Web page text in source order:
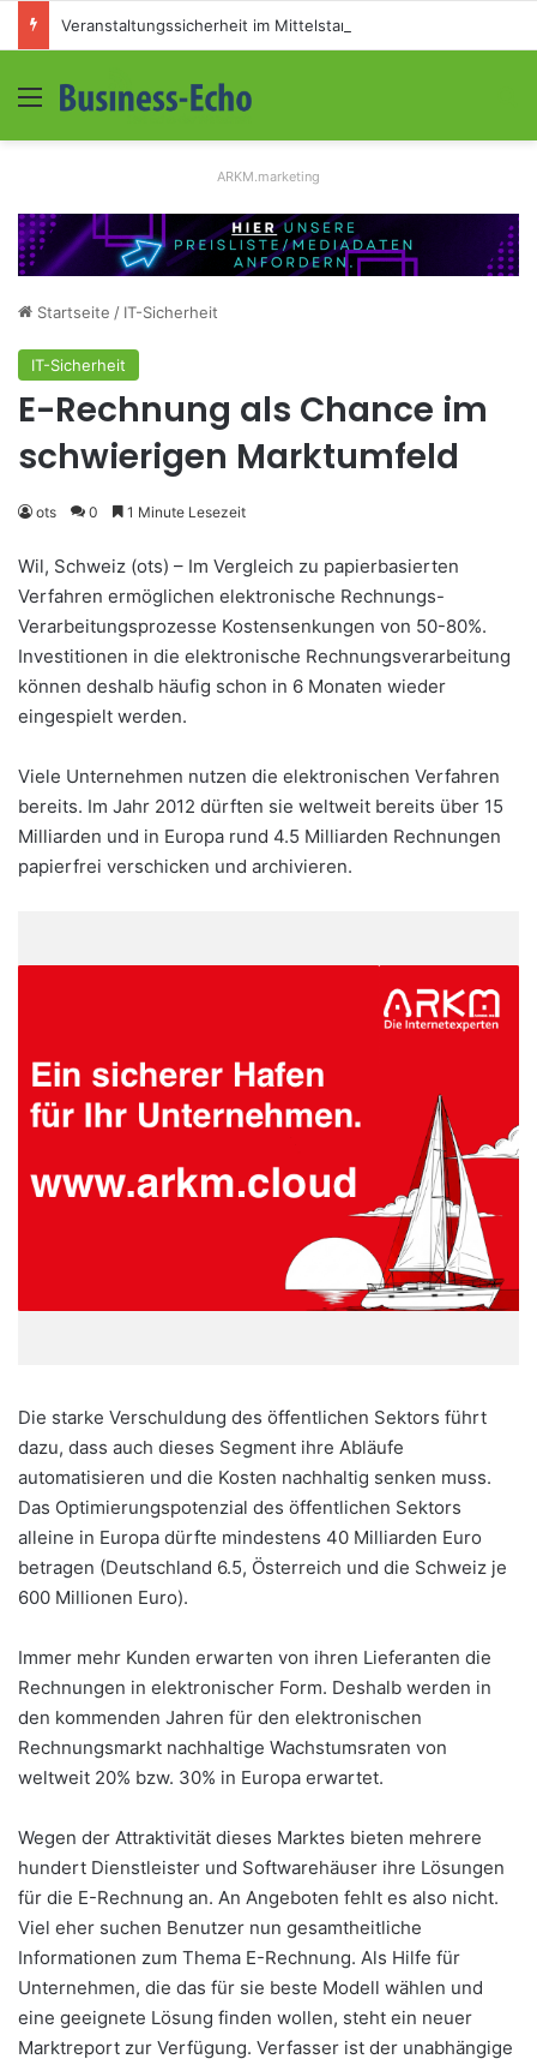
Menü
ARKM.marketing
Startseite / IT-Sicherheit
IT-Sicherheit
E-Rechnung als Chance im
schwierigen Marktumfeld
ots 0 1 Minute Lesezeit
Wil, Schweiz (ots) – Im Vergleich zu papierbasierten
Verfahren ermöglichen elektronische Rechnungs-
Verarbeitungsprozesse Kostensenkungen von 50-80%.
Investitionen in die elektronische Rechnungsverarbeitung
können deshalb häufig schon in 6 Monaten wieder
eingespielt werden.
Viele Unternehmen nutzen die elektronischen Verfahren
bereits. Im Jahr 2012 dürften sie weltweit bereits über 15
Milliarden und in Europa rund 4.5 Milliarden Rechnungen
papierfrei verschicken und archivieren.
Die starke Verschuldung des öffentlichen Sektors führt
dazu, dass auch dieses Segment ihre Abläufe
automatisieren und die Kosten nachhaltig senken muss.
Das Optimierungspotenzial des öffentlichen Sektors
alleine in Europa dürfte mindestens 40 Milliarden Euro
betragen (Deutschland 6.5, Österreich und die Schweiz je
600 Millionen Euro).
Immer mehr Kunden erwarten von ihren Lieferanten die
Rechnungen in elektronischer Form. Deshalb werden in
den kommenden Jahren für den elektronischen
Rechnungsmarkt nachhaltige Wachstumsraten von
weltweit 20% bzw. 30% in Europa erwartet.
Wegen der Attraktivität dieses Marktes bieten mehrere
hundert Dienstleister und Softwarehäuser ihre Lösungen
für die E-Rechnung an. An Angeboten fehlt es also nicht.
Viel eher suchen Benutzer nun gesamtheitliche
Informationen zum Thema E-Rechnung. Als Hilfe für
Unternehmen, die das für sie beste Modell wählen und
eine geeignete Lösung finden wollen, steht ein neuer
Marktreport zur Verfügung. Verfasser ist der unabhängige